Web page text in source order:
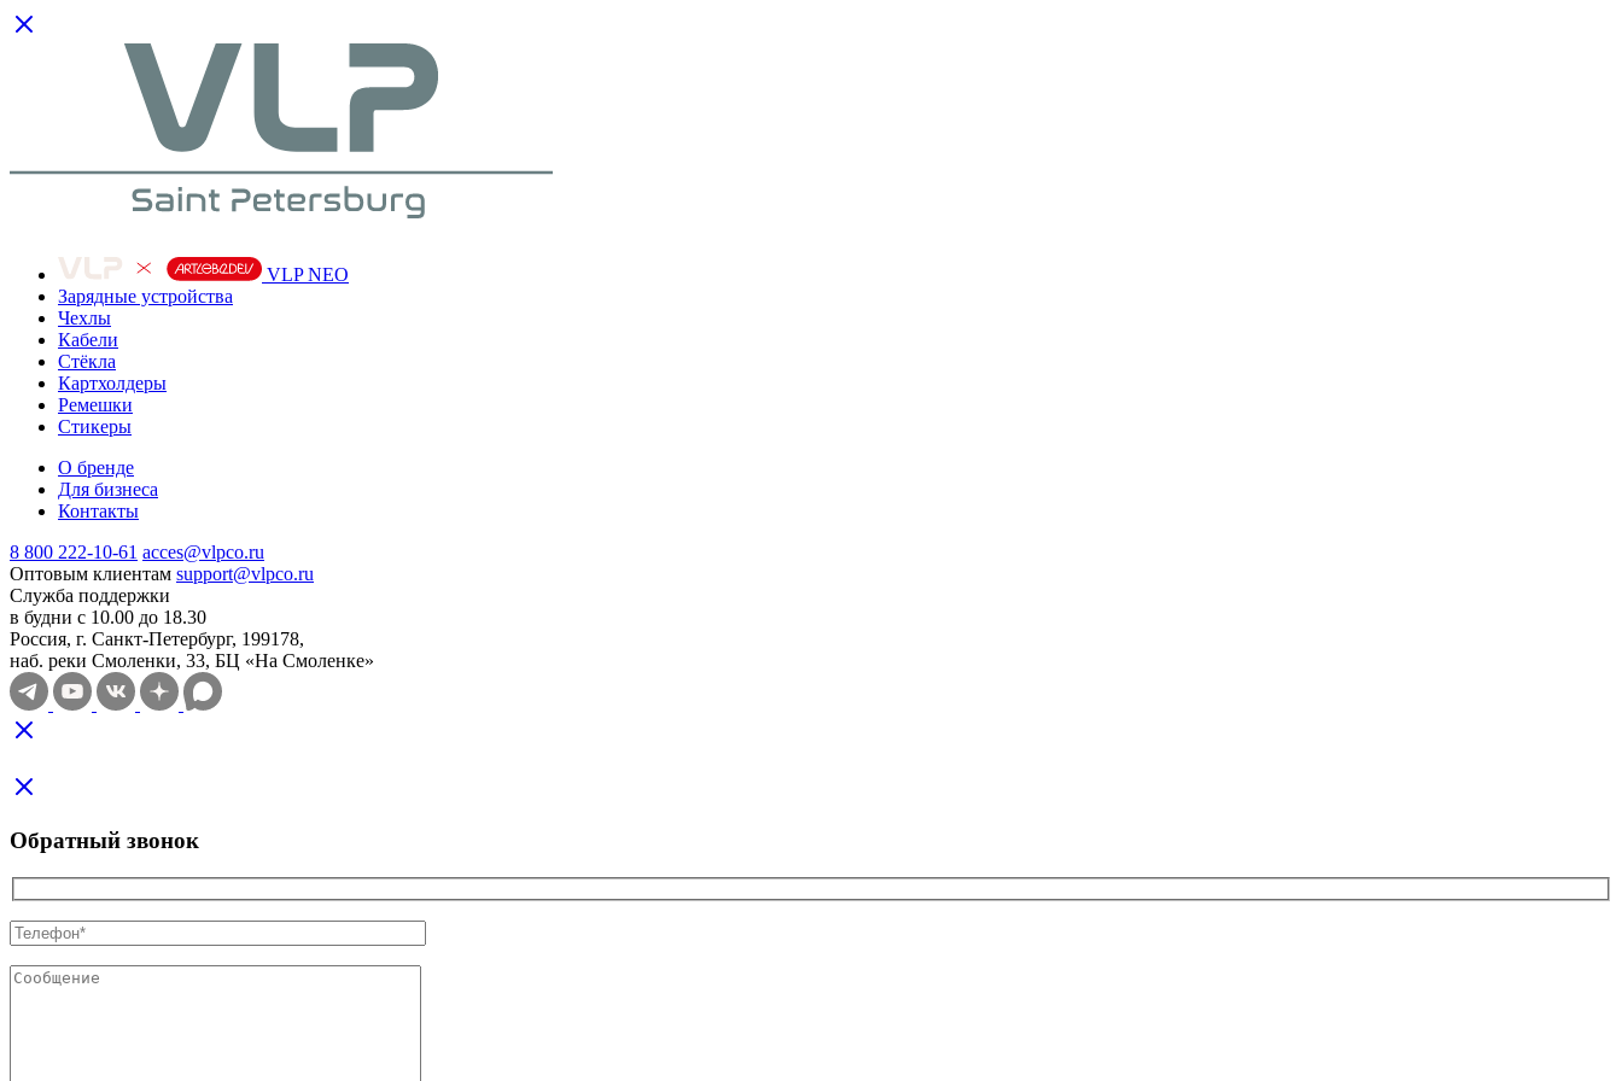
VLP NEO
Зарядные устройства
Чехлы
Кабели
Cтёкла
Картхолдеры
Ремешки
Стикеры
О бренде
Для бизнеса
Контакты
8 800 222-10-61 acces@vlpco.ru
Оптовым клиентам support@vlpco.ru
Служба поддержки
в будни с 10.00 до 18.30
Россия, г. Санкт-Петербург, 199178,
наб. реки Смоленки, 33, БЦ «На Смоленке»
Обратный звонок